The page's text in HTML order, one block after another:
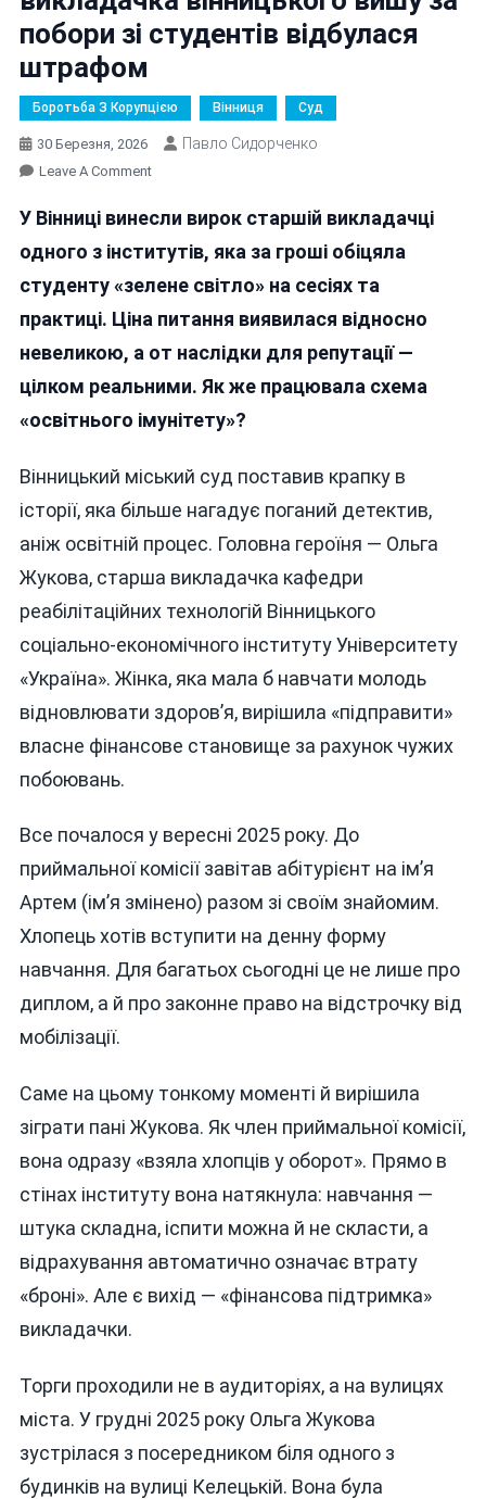
побори зі студентів відбулася
штрафом
Боротьба З Корупцією Вінниця Суд
30 Березня, 2026 Павло Сидорченко
Leave A CommentOn
Тисяч
За
Сесію»:
Викладачка
Вінницького
За
Побори
Студентів
Штрафом
У Вінниці винесли вирок старшій викладачці
одного з інститутів, яка за гроші обіцяла
студенту «зелене світло» на сесіях та
практиці. Ціна питання виявилася відносно
невеликою, а от наслідки для репутації —
цілком реальними. Як же працювала схема
«освітнього імунітету»?
Вінницький міський суд поставив крапку в
історії, яка більше нагадує поганий детектив,
аніж освітній процес. Головна героїня — Ольга
Жукова, старша викладачка кафедри
реабілітаційних технологій Вінницького
соціально-економічного інституту Університету
«Україна». Жінка, яка мала б навчати молодь
відновлювати здоров’я, вирішила «підправити»
власне фінансове становище за рахунок чужих
побоювань.
Все почалося у вересні 2025 року. До
приймальної комісії завітав абітурієнт на ім’я
Артем (ім’я змінено) разом зі своїм знайомим.
Хлопець хотів вступити на денну форму
навчання. Для багатьох сьогодні це не лише про
диплом, а й про законне право на відстрочку від
мобілізації.
Саме на цьому тонкому моменті й вирішила
зіграти пані Жукова. Як член приймальної комісії,
вона одразу «взяла хлопців у оборот». Прямо в
стінах інституту вона натякнула: навчання —
штука складна, іспити можна й не скласти, а
відрахування автоматично означає втрату
«броні». Але є вихід — «фінансова підтримка»
викладачки.
Торги проходили не в аудиторіях, а на вулицях
міста. У грудні 2025 року Ольга Жукова
зустрілася з посередником біля одного з
будинків на вулиці Келецькій. Вона була